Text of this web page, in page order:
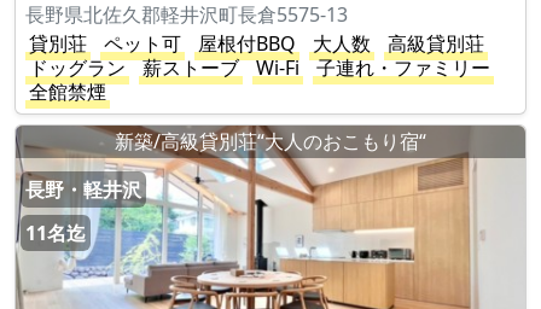
長野県北佐久郡軽井沢町長倉5575-13
貸別荘
ペット可 屋根付BBQ 大人数
高級貸別荘
ドッグラン
薪ストーブ Wi-Fi
子連れ・ファミリー
全館禁煙
新築/高級貸別荘“大人のおこもり宿“
長野・軽井沢
11名迄